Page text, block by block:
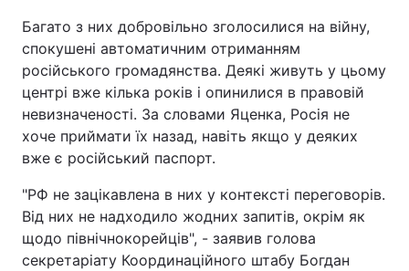
Багато з них добровільно зголосилися на війну,
спокушені автоматичним отриманням
російського громадянства. Деякі живуть у цьому
центрі вже кілька років і опинилися в правовій
невизначеності. За словами Яценка, Росія не
хоче приймати їх назад, навіть якщо у деяких
вже є російський паспорт.
"РФ не зацікавлена в них у контексті переговорів.
Від них не надходило жодних запитів, окрім як
щодо північнокорейців", - заявив голова
секретаріату Координаційного штабу Богдан